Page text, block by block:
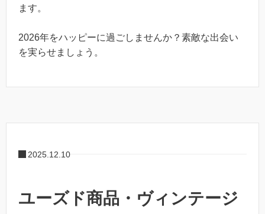
ます。
2026年をハッピーに過ごしませんか？素敵な出会い
を実らせましょう。
2025.12.10
ユーズド商品・ヴィンテージ